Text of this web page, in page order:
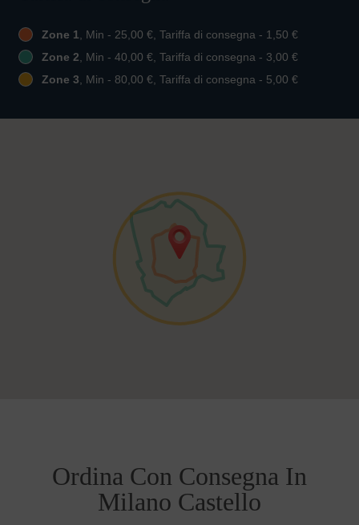
Zone 1, Min - 25,00 €, Tariffa di consegna - 1,50 €
Zone 2, Min - 40,00 €, Tariffa di consegna - 3,00 €
Zone 3, Min - 80,00 €, Tariffa di consegna - 5,00 €
Ordina Con Consegna In
Milano Castello